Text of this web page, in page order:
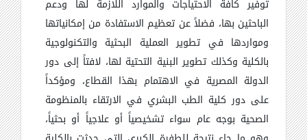
توفير كافة الاحتياجات والموارد اللازمة لها ودعم
الباحثين بها، فضلاً عن تعظيم الاستفادة من إمكانياتها
ومواردها في تطوير العملية البحثية والتكنولوجية
بالكلية وكذلك تطوير البنية التحتية لها، لافتاً إلى دور
الدولة المصرية في الاهتمام بهذا القطاع، ومؤكداً
على دور كلية الطب البشري في الارتقاء بالمنظومة
الصحية بوجه عام سواء تشخيصياً أو علاجياً أو بحثياً،